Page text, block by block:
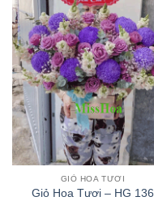
GIỎ HOA TƯƠI
Giỏ Hoa Tươi – HG 136